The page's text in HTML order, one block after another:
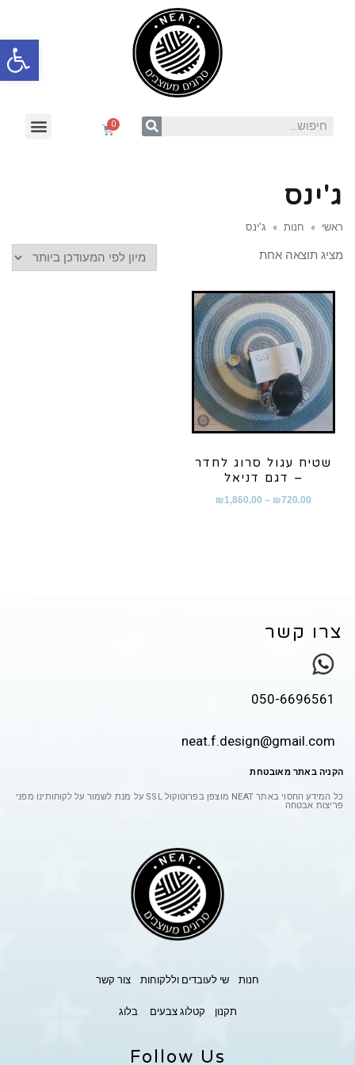
פתח
ג'ינס
ראשי » חנות » ג'ינס
מציג תוצאה אחת
שטיח עגול סרוג לחדר
– דגם דניאל
₪720.00
–
₪1,860.00
צרו קשר
050-6696561
neat.f.design@gmail.com
הקניה באתר מאובטחת
כל המידע החסוי באתר NEATמוצפן בפרוטוקול SSL על מנת לשמור על לקוחותינו מפני
פריצות אבטחה
חנות שי לעובדים וללקוחות צור קשר
תקנון קטלוג צבעים בלוג
Follow Us